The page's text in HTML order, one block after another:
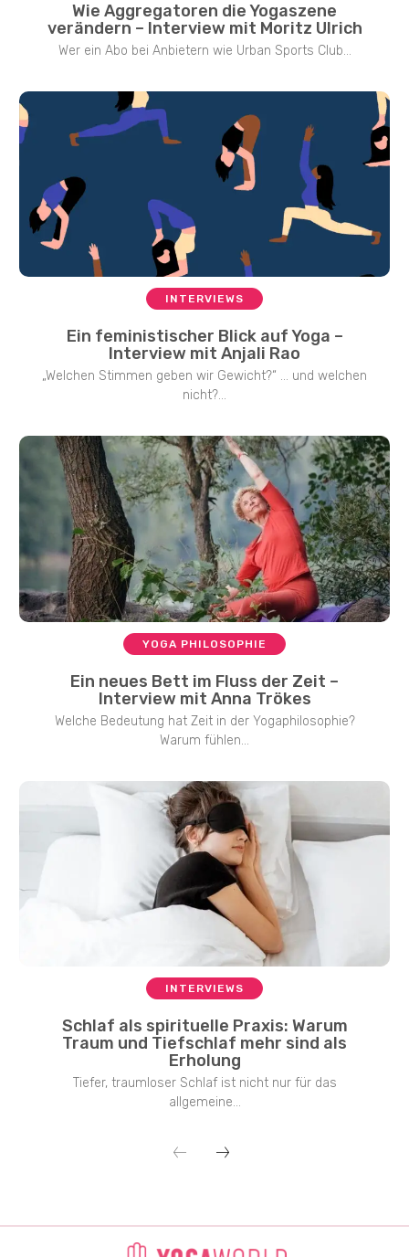
Wie Aggregatoren die Yogaszene
verändern – Interview mit Moritz Ulrich
Wer ein Abo bei Anbietern wie Urban Sports Club...
INTERVIEWS
Ein feministischer Blick auf Yoga –
Interview mit Anjali Rao
„Welchen Stimmen geben wir Gewicht?“ … und welchen
nicht?...
YOGA PHILOSOPHIE
Ein neues Bett im Fluss der Zeit –
Interview mit Anna Trökes
Welche Bedeutung hat Zeit in der Yogaphilosophie?
Warum fühlen...
INTERVIEWS
Schlaf als spirituelle Praxis: Warum
Traum und Tiefschlaf mehr sind als
Erholung
Tiefer, traumloser Schlaf ist nicht nur für das
allgemeine...